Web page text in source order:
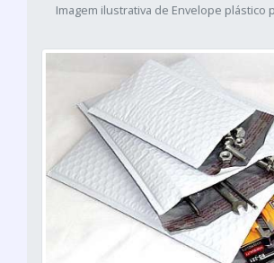
Imagem ilustrativa de Envelope plástico